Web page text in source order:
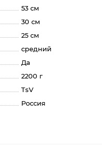
53 см
30 см
25 см
средний
Да
2200 г
TsV
Россия